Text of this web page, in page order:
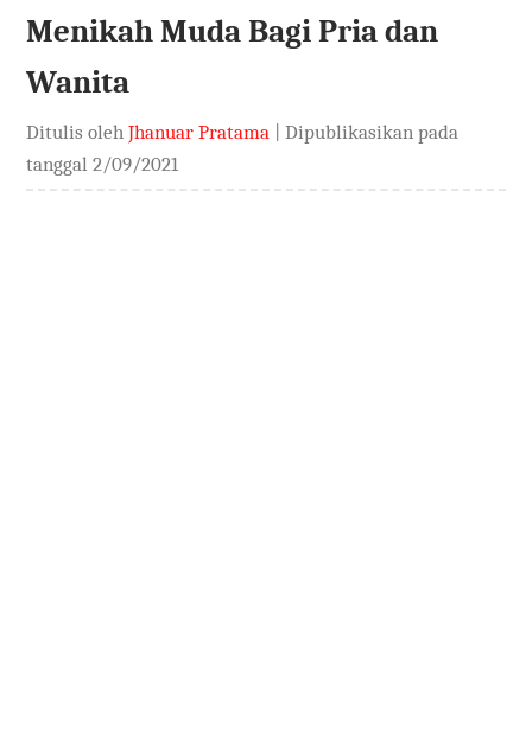
Menikah Muda Bagi Pria dan
Wanita
Ditulis olehJhanuar Pratama
| Dipublikasikan pada
tanggal2/09/2021